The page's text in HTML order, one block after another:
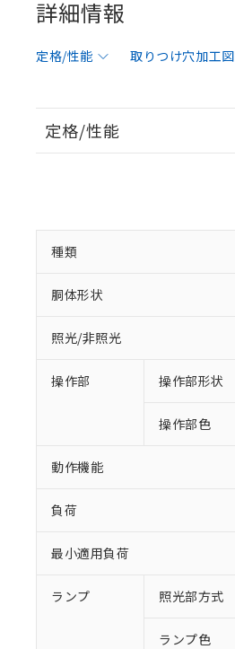
詳細情報
定格/性能 取りつけ穴加工図
定格/性能
種類
胴体形状
照光/非照光
操作部 操作部形状
操作部色
動作機能
負荷
最小適用負荷
ランプ 照光部方式
ランプ色